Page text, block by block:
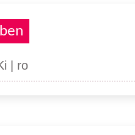
| ro